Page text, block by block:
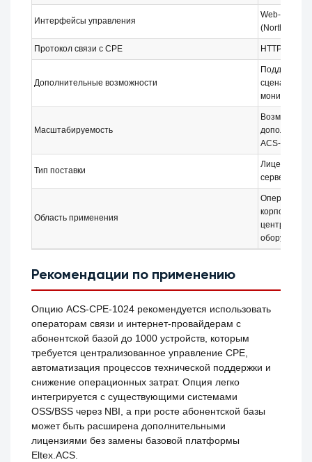
Интерфейсы управления
Web-
(North
Протокол связи с CPE HTTPS
Дополнительные возможности
Поддержка
сценариев,
мониторинг
Масштабируемость
ACS-CPE-
Тип поставки
сервере
Область применения
Операторы
Рекомендации по применению
Опцию ACS-CPE-1024 рекомендуется использовать
операторам связи и интернет-провайдерам с
абонентской базой до 1000 устройств, которым
требуется централизованное управление CPE,
автоматизация процессов технической поддержки и
снижение операционных затрат. Опция легко
интегрируется с существующими системами
OSS/BSS через NBI, а при росте абонентской базы
может быть расширена дополнительными
лицензиями без замены базовой платформы
Eltex.ACS.